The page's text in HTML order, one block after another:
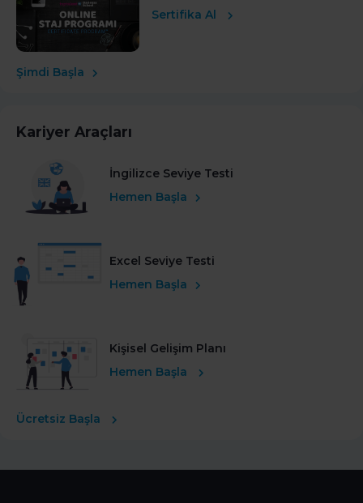
Sertifika Al
Şimdi Başla
Kariyer Araçları
İngilizce Seviye Testi
Hemen Başla
Excel Seviye Testi
Hemen Başla
Kişisel Gelişim Planı
Hemen Başla
Ücretsiz Başla